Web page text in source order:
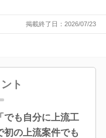
掲載終了日：2026/07/23
ト
でも自分に上流工
の上流案件でも